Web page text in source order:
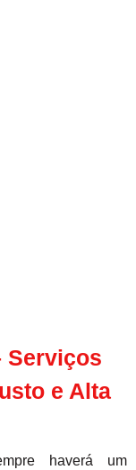
Serviços
e Alta
haverá um